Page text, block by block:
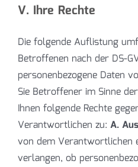
V. Ihre Rechte
Die folgende Auflistung
Betroffenen nach der DS-
personenbezogene Daten
Sie Betroffener im Sinne
Ihnen folgende Rechte
Verantwortlichen zu: A.
von dem Verantwortlichen
verlangen, ob